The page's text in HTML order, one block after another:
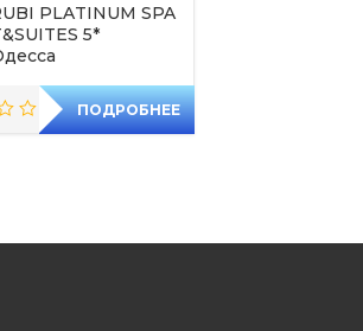
PLATINUM SPA
5*
ПОДРОБНЕЕ